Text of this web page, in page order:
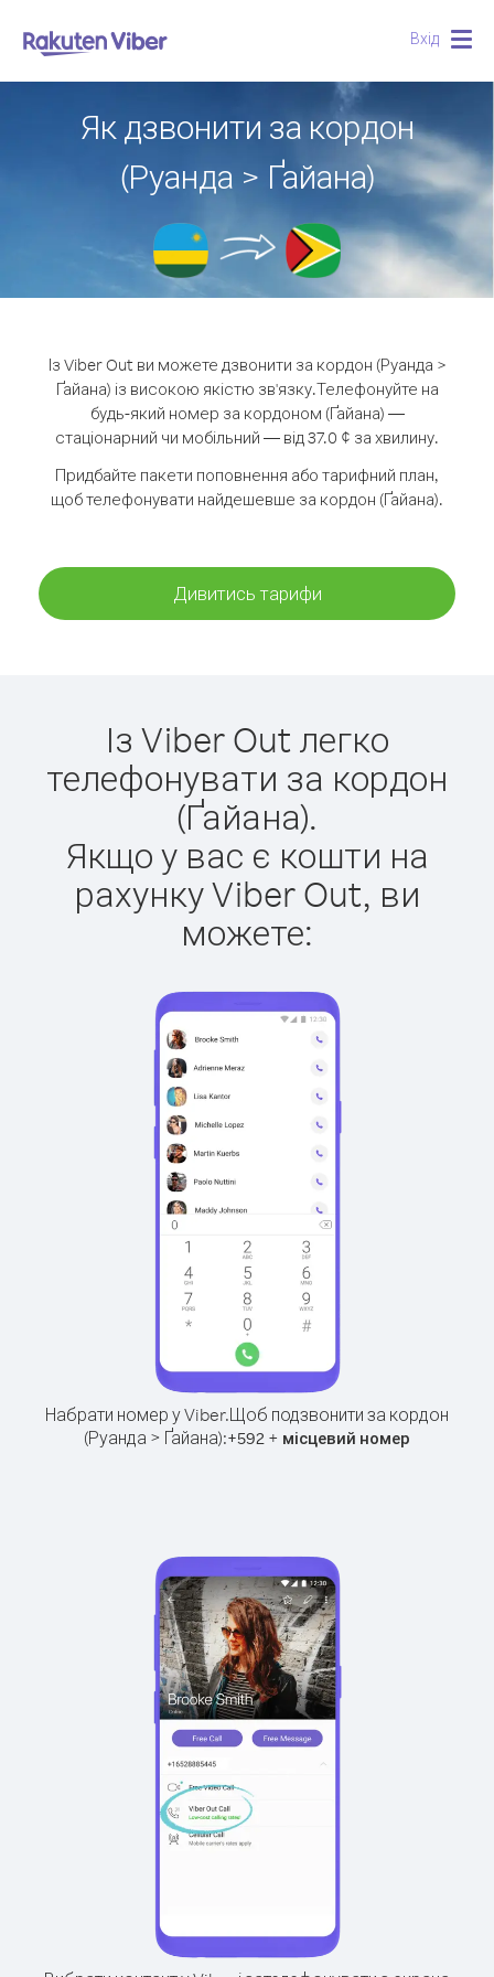
Вхід
Як дзвонити за кордон
(Руанда > Ґайана)
Із Viber Out ви можете дзвонити за кордон (Руанда >
Ґайана) із високою якістю зв'язку.Телефонуйте на
будь-який номер за кордоном (Ґайана) —
стаціонарний чи мобільний — від 37.0 ¢ за хвилину.
Придбайте пакети поповнення або тарифний план,
щоб телефонувати найдешевше за кордон (Ґайана).
Дивитись тарифи
Із Viber Out легко
телефонувати за кордон
(Ґайана).
Якщо у вас є кошти на
рахунку Viber Out, ви
можете:
Набрати номер у Viber.Щоб подзвонити за кордон
(Руанда > Ґайана):+592 + місцевий номер